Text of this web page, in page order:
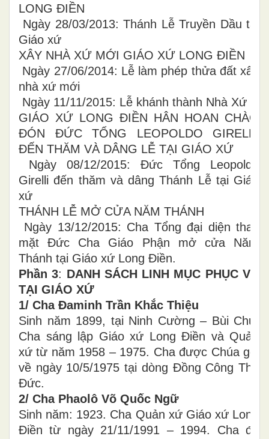
LONG ĐIỀN
Ngày 28/03/2013: Thánh Lễ Truyền Dầu tại
Giáo xứ
XÂY NHÀ XỨ MỚI GIÁO XỨ LONG ĐIỀN
Ngày 27/06/2014: Lễ làm phép thửa đất xây
nhà xứ mới
Ngày 11/11/2015: Lễ khánh thành Nhà Xứ
GIÁO XỨ LONG ĐIỀN HÂN HOAN CHÀO
ĐÓN ĐỨC TỔNG LEOPOLDO GIRELLI
ĐẾN THĂM VÀ DÂNG LỄ TẠI GIÁO XỨ
Ngày 08/12/2015: Đức Tổng Leopoldo
Girelli đến thăm và dâng Thánh Lễ tại Giáo
xứ
THÁNH LỄ MỞ CỬA NĂM THÁNH
Ngày 13/12/2015: Cha Tổng đại diện thay
mặt Đức Cha Giáo Phận mở cửa Năm
Thánh tại Giáo xứ Long Điền.
Phần 3: DANH SÁCH LINH MỤC PHỤC VỤ
TẠI GIÁO XỨ
1/ Cha Đaminh Trần Khắc Thiệu
Sinh năm 1899, tại Ninh Cường – Bùi Chu.
Cha sáng lập Giáo xứ Long Điền và Quản
xứ từ năm 1958 – 1975. Cha được Chúa gọi
về ngày 10/5/1975 tại dòng Đồng Công Thủ
Đức.
2/ Cha Phaolô Võ Quốc Ngữ
Sinh năm: 1923. Cha Quản xứ Giáo xứ Long
Điền từ ngày 21/11/1991 – 1994. Cha đã